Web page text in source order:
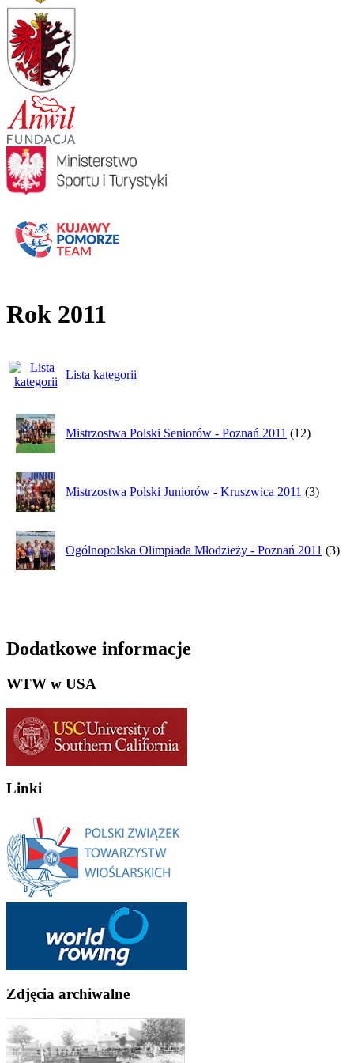
Rok 2011
Lista kategorii
Mistrzostwa Polski Seniorów - Poznań 2011 (12)
Mistrzostwa Polski Juniorów - Kruszwica 2011 (3)
Ogólnopolska Olimpiada Młodzieży - Poznań 2011 (3)
Dodatkowe informacje
WTW w USA
Linki
Zdjęcia archiwalne